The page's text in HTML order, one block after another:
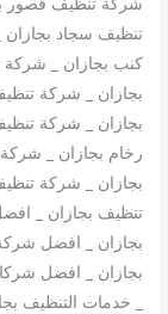
تنظيف سجاد
كنب بجازان _
بجازان _ شركة
بجازان _ شركة
رخام بجازان _
بجازان _ شركة
تنظيف بجازان _
بجازان _ افضل
بجازان _ افضل
_ خدمات التنظيف